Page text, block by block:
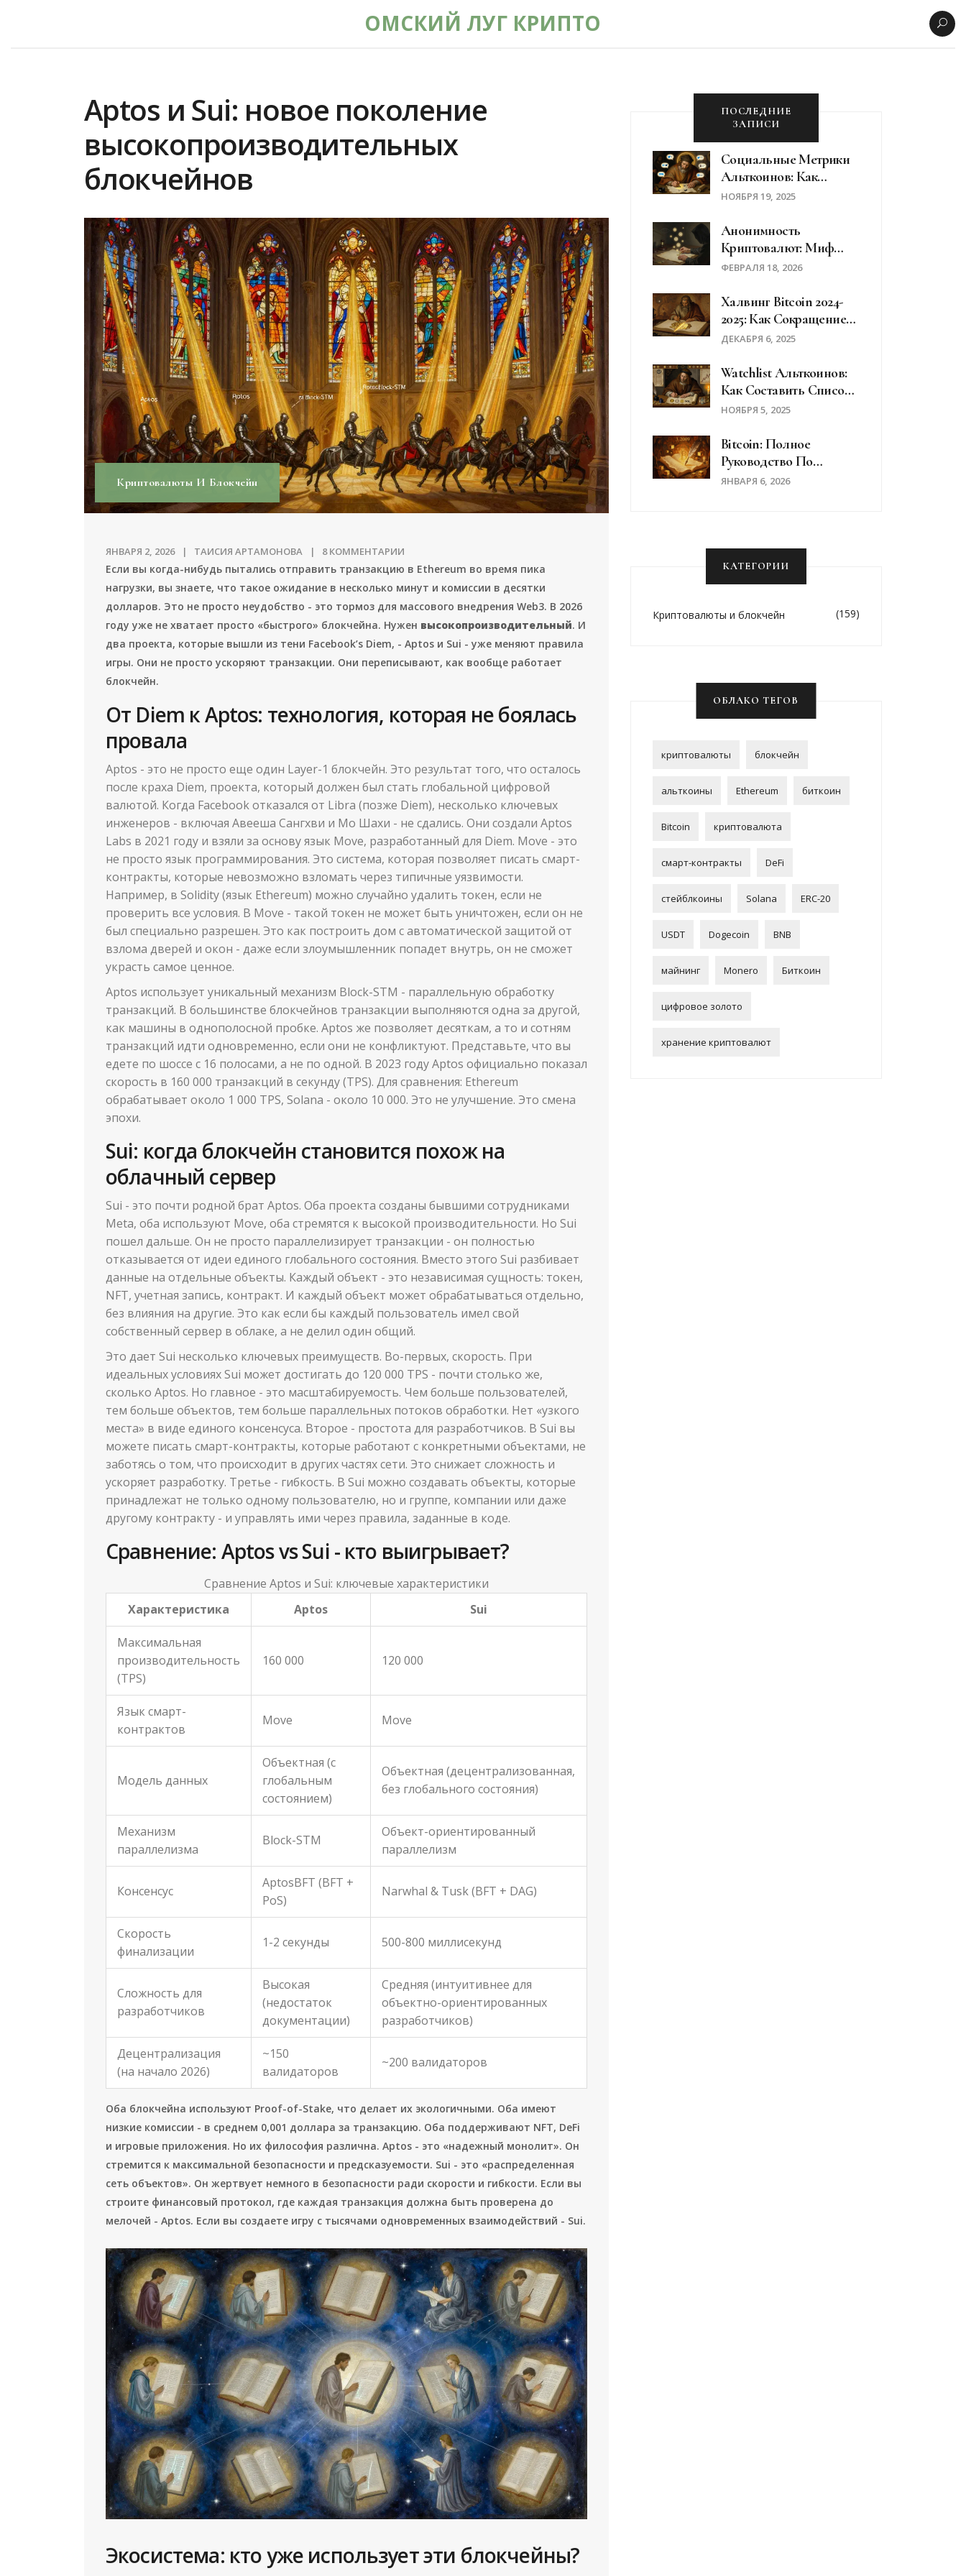
ОМСКИЙ ЛУГ КРИПТО
Aptos и Sui: новое поколение
высокопроизводительных
блокчейнов
Криптовалюты И Блокчейн
ЯНВАРЯ 2, 2026 ТАИСИЯ АРТАМОНОВА 8 КОММЕНТАРИИ
Если вы когда-нибудь пытались отправить транзакцию в Ethereum во время пика
нагрузки, вы знаете, что такое ожидание в несколько минут и комиссии в десятки
долларов. Это не просто неудобство - это тормоз для массового внедрения Web3. В 2026
году уже не хватает просто «быстрого» блокчейна. Нужен высокопроизводительный. И
два проекта, которые вышли из тени Facebook’s Diem, - Aptos и Sui - уже меняют правила
игры. Они не просто ускоряют транзакции. Они переписывают, как вообще работает
блокчейн.
От Diem к Aptos: технология, которая не боялась
провала
Aptos - это не просто еще один Layer-1 блокчейн. Это результат того, что осталось
после краха Diem, проекта, который должен был стать глобальной цифровой
валютой. Когда Facebook отказался от Libra (позже Diem), несколько ключевых
инженеров - включая Авееша Сангхви и Мо Шахи - не сдались. Они создали Aptos
Labs в 2021 году и взяли за основу язык Move, разработанный для Diem. Move - это
не просто язык программирования. Это система, которая позволяет писать смарт-
контракты, которые невозможно взломать через типичные уязвимости.
Например, в Solidity (язык Ethereum) можно случайно удалить токен, если не
проверить все условия. В Move - такой токен не может быть уничтожен, если он не
был специально разрешен. Это как построить дом с автоматической защитой от
взлома дверей и окон - даже если злоумышленник попадет внутрь, он не сможет
украсть самое ценное.
Aptos использует уникальный механизм Block-STM - параллельную обработку
транзакций. В большинстве блокчейнов транзакции выполняются одна за другой,
как машины в однополосной пробке. Aptos же позволяет десяткам, а то и сотням
транзакций идти одновременно, если они не конфликтуют. Представьте, что вы
едете по шоссе с 16 полосами, а не по одной. В 2023 году Aptos официально показал
скорость в 160 000 транзакций в секунду (TPS). Для сравнения: Ethereum
обрабатывает около 1 000 TPS, Solana - около 10 000. Это не улучшение. Это смена
эпохи.
Sui: когда блокчейн становится похож на
облачный сервер
Sui - это почти родной брат Aptos. Оба проекта созданы бывшими сотрудниками
Meta, оба используют Move, оба стремятся к высокой производительности. Но Sui
пошел дальше. Он не просто параллелизирует транзакции - он полностью
отказывается от идеи единого глобального состояния. Вместо этого Sui разбивает
данные на отдельные объекты. Каждый объект - это независимая сущность: токен,
NFT, учетная запись, контракт. И каждый объект может обрабатываться отдельно,
без влияния на другие. Это как если бы каждый пользователь имел свой
собственный сервер в облаке, а не делил один общий.
Это дает Sui несколько ключевых преимуществ. Во-первых, скорость. При
идеальных условиях Sui может достигать до 120 000 TPS - почти столько же,
сколько Aptos. Но главное - это масштабируемость. Чем больше пользователей,
тем больше объектов, тем больше параллельных потоков обработки. Нет «узкого
места» в виде единого консенсуса. Второе - простота для разработчиков. В Sui вы
можете писать смарт-контракты, которые работают с конкретными объектами, не
заботясь о том, что происходит в других частях сети. Это снижает сложность и
ускоряет разработку. Третье - гибкость. В Sui можно создавать объекты, которые
принадлежат не только одному пользователю, но и группе, компании или даже
другому контракту - и управлять ими через правила, заданные в коде.
Сравнение: Aptos vs Sui - кто выигрывает?
Сравнение Aptos и Sui: ключевые характеристики
Характеристика
Aptos Sui
Максимальная
производительность
(TPS)
160 000 120 000
Язык смарт-
контрактов
Move Move
Модель данных
Объектная (с
глобальным
состоянием)
Объектная (децентрализованная,
без глобального состояния)
Механизм
параллелизма
Block-STM
Объект-ориентированный
параллелизм
Консенсус
AptosBFT (BFT +
PoS)
Narwhal & Tusk (BFT + DAG)
Скорость
финализации
1-2 секунды 500-800 миллисекунд
Сложность для
разработчиков
Высокая
(недостаток
документации)
Средняя (интуитивнее для
объектно-ориентированных
разработчиков)
Децентрализация
(на начало 2026)
~150
валидаторов
~200 валидаторов
Оба блокчейна используют Proof-of-Stake, что делает их экологичными. Оба имеют
низкие комиссии - в среднем 0,001 доллара за транзакцию. Оба поддерживают NFT, DeFi
и игровые приложения. Но их философия различна. Aptos - это «надежный монолит». Он
стремится к максимальной безопасности и предсказуемости. Sui - это «распределенная
сеть объектов». Он жертвует немного в безопасности ради скорости и гибкости. Если вы
строите финансовый протокол, где каждая транзакция должна быть проверена до
мелочей - Aptos. Если вы создаете игру с тысячами одновременных взаимодействий - Sui.
Экосистема: кто уже использует эти блокчейны?
ПОСЛЕДНИЕ
ЗАПИСИ
Социальные Метрики
Альткоинов: Как
Анализировать
Discord Для Принятия
Решений
НОЯБРЯ 19, 2025
Анонимность
Криптовалют: Миф
Или Реальность В 2026
ФЕВРАЛЯ 18, 2026
Халвинг Bitcoin 2024-
2025: Как Сокращение
Награды Майнеров
ДЕКАБРЯ 6, 2025
Watchlist Альткоинов:
Как Составить Список
Наблюдения Для
Инвестирования
НОЯБРЯ 5, 2025
Bitcoin: Полное
Руководство По
Первой Криптовалюте
ЯНВАРЯ 6, 2026
КАТЕГОРИИ
Криптовалюты и блокчейн (159)
ОБЛАКО ТЕГОВ
криптовалюты блокчейн
альткоины Ethereum биткоин
Bitcoin криптовалюта
смарт-контракты DeFi
стейблкоины Solana ERC-20
USDT Dogecoin BNB
майнинг Monero Биткоин
цифровое золото
хранение криптовалют